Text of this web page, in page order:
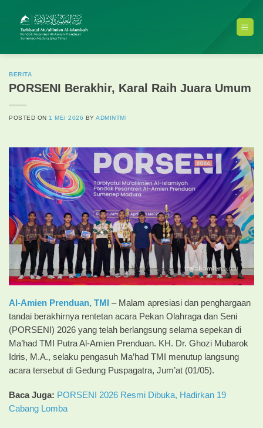
content
BERITA
PORSENI Berakhir, Karal Raih Juara Umum
POSTED ON 1 MEI 2026 BYADMINTMI
Al-Amien Prenduan, TMI
– Malam apresiasi dan penghargaan
tandai berakhirnya rentetan acara Pekan Olahraga dan Seni
(PORSENI) 2026 yang telah berlangsung selama sepekan di
Ma’had TMI Putra Al-Amien Prenduan. KH. Dr. Ghozi Mubarok
Idris, M.A., selaku pengasuh Ma’had TMI menutup langsung
acara tersebut di Gedung Puspagatra, Jum’at (01/05).
Baca Juga: PORSENI 2026 Resmi Dibuka, Hadirkan 19
Cabang Lomba